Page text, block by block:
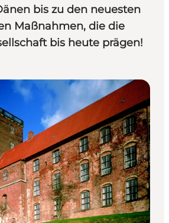
bis zu den neuesten
Maßnahmen, die die
bis heute prägen!